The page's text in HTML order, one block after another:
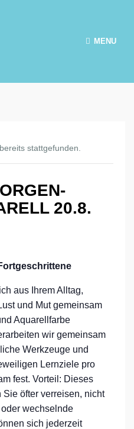
MENU
stattgefunden.
20.8.
aus Ihrem Alltag,
und Mut gemeinsam
Aquarellfarbe
wir gemeinsam
Werkzeuge und
Lernziele pro
fest. Vorteil: Dieses
öfter verreisen, nicht
wechselnde
sich jederzeit